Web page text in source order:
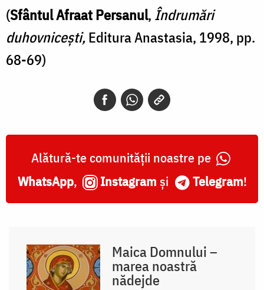
(Sfântul Afraat Persanul, Îndrumări
duhovnicești,Editura Anastasia, 1998, pp.
68-69)
Alătură-te comunității noastre pe
WhatsApp, Instagram și Telegram!
Maica Domnului –
marea noastră
nădejde